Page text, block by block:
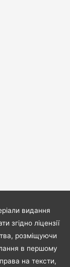
видання
згідно ліцензії
розміщуючи
в першому
на тексти,